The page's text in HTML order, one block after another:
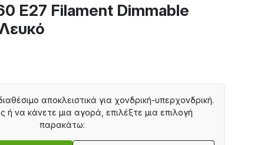
E27 Filament Dimmable
αποκλειστικά για χονδρική-υπερχονδρική.
ή να κάνετε μια αγορά, επιλέξτε μια επιλογή
παρακάτω: